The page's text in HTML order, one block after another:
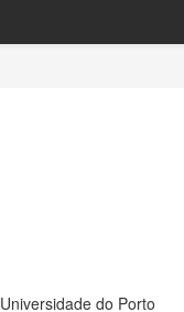
do Porto